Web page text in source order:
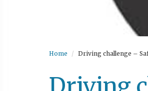
Home Driving challenge –